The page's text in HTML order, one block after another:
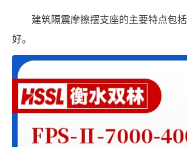
建筑隔震摩擦摆支座的主要特点包
好。